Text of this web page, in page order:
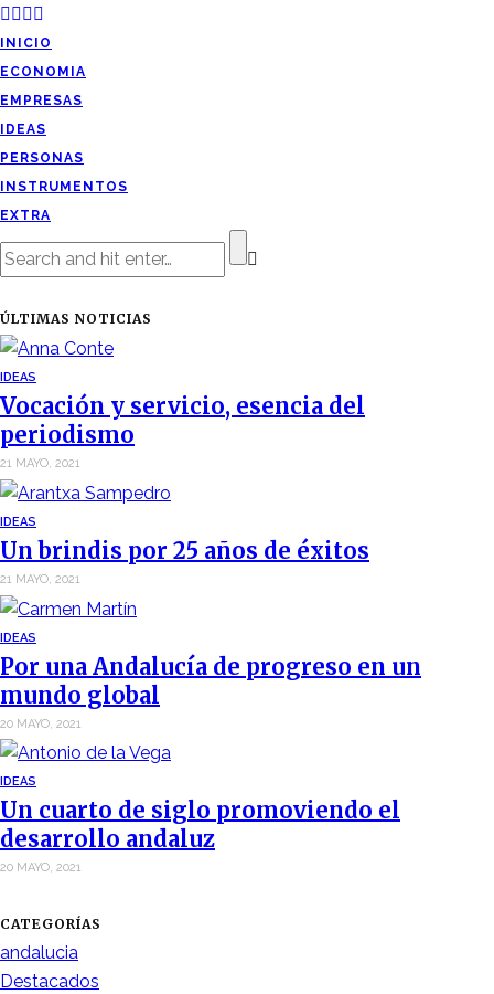
INICIO
ECONOMIA
EMPRESAS
IDEAS
PERSONAS
INSTRUMENTOS
EXTRA
ÚLTIMAS NOTICIAS
IDEAS
Vocación y servicio, esencia del
periodismo
21 MAYO, 2021
IDEAS
Un brindis por 25 años de éxitos
21 MAYO, 2021
IDEAS
Por una Andalucía de progreso en un
mundo global
20 MAYO, 2021
IDEAS
Un cuarto de siglo promoviendo el
desarrollo andaluz
20 MAYO, 2021
CATEGORÍAS
andalucia
Destacados